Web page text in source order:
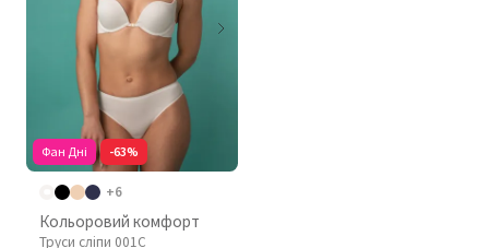
Фан Дні -63%
+6
Кольоровий комфорт
Труси сліпи 001C